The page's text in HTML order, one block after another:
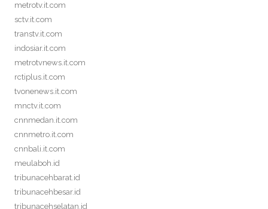
metrotv.it.com
sctv.it.com
transtv.it.com
indosiar.it.com
metrotvnews.it.com
rctiplus.it.com
tvonenews.it.com
mnctv.it.com
cnnmedan.it.com
cnnmetro.it.com
cnnbali.it.com
meulaboh.id
tribunacehbarat.id
tribunacehbesar.id
tribunacehselatan.id